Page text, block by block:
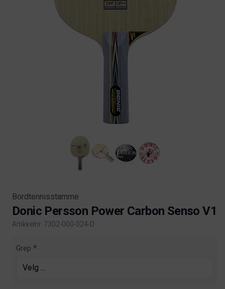
Bordtennisstamme
Donic Persson Power Carbon Senso V1
Artikkelnr. 7302-000-024-D
Product information
Grep